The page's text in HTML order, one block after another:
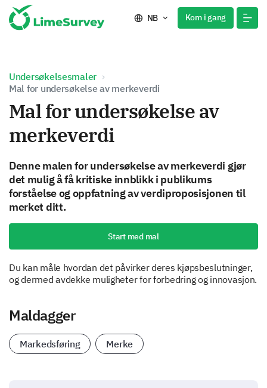
NB Kom i gang
Undersøkelsesmaler
Mal for undersøkelse av merkeverdi
Mal for undersøkelse av
merkeverdi
Denne malen for undersøkelse av merkeverdi gjør
det mulig å få kritiske innblikk i publikums
forståelse og oppfatning av verdiproposisjonen til
merket ditt.
Start med mal
Du kan måle hvordan det påvirker deres kjøpsbeslutninger,
og dermed avdekke muligheter for forbedring og innovasjon.
Maldagger
Markedsføring Merke